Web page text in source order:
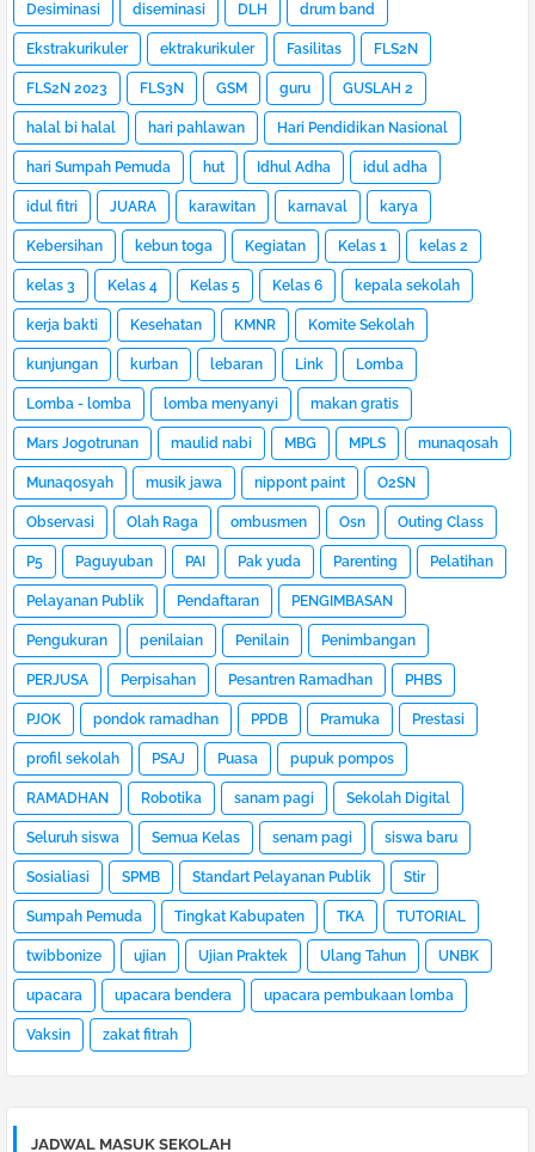
Desiminasi diseminasi DLH drum band
Ekstrakurikuler ektrakurikuler Fasilitas FLS2N
FLS2N 2023 FLS3N GSM guru GUSLAH 2
halal bi halal hari pahlawan Hari Pendidikan Nasional
hari Sumpah Pemuda hut Idhul Adha idul adha
idul fitri JUARA karawitan karnaval karya
Kebersihan kebun toga Kegiatan Kelas 1 kelas 2
kelas 3 Kelas 4 Kelas 5 Kelas 6 kepala sekolah
kerja bakti Kesehatan KMNR Komite Sekolah
kunjungan kurban lebaran Link Lomba
Lomba - lomba lomba menyanyi makan gratis
Mars Jogotrunan maulid nabi MBG MPLS munaqosah
Munaqosyah musik jawa nippont paint O2SN
Observasi Olah Raga ombusmen Osn Outing Class
P5 Paguyuban PAI Pak yuda Parenting Pelatihan
Pelayanan Publik Pendaftaran PENGIMBASAN
Pengukuran penilaian Penilain Penimbangan
PERJUSA Perpisahan Pesantren Ramadhan PHBS
PJOK pondok ramadhan PPDB Pramuka Prestasi
profil sekolah PSAJ Puasa pupuk pompos
RAMADHAN Robotika sanam pagi Sekolah Digital
Seluruh siswa Semua Kelas senam pagi siswa baru
Sosialiasi SPMB Standart Pelayanan Publik Stir
Sumpah Pemuda Tingkat Kabupaten TKA TUTORIAL
twibbonize ujian Ujian Praktek Ulang Tahun UNBK
upacara upacara bendera upacara pembukaan lomba
Vaksin zakat fitrah
JADWAL MASUK SEKOLAH